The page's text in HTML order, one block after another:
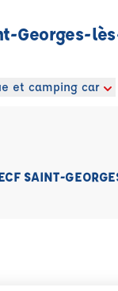
Georges-
et camping car
SAINT-